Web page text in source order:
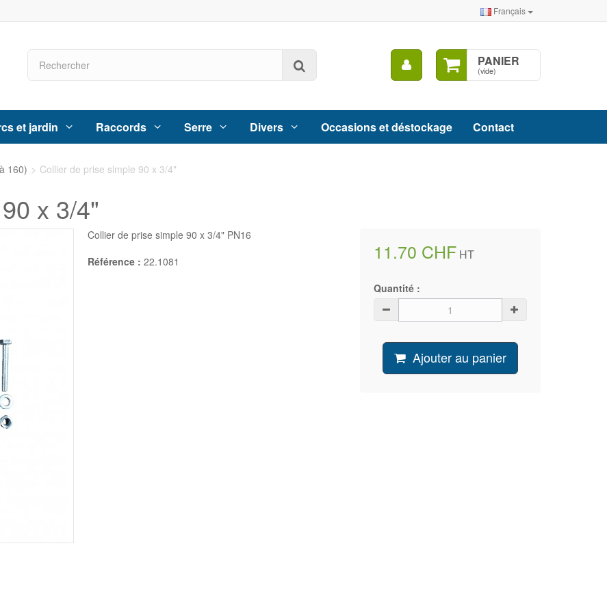
Français
PANIER
(vide)
Mon
compte
et jardin Raccords Serre Divers Occasions et déstockage Contact
160) > Collier de prise simple 90 x 3/4"
x 3/4"
11.70 CHF HT
Quantité :
Ajouter au panier
Collier de prise simple 90 x 3/4" PN16
Référence : 22.1081